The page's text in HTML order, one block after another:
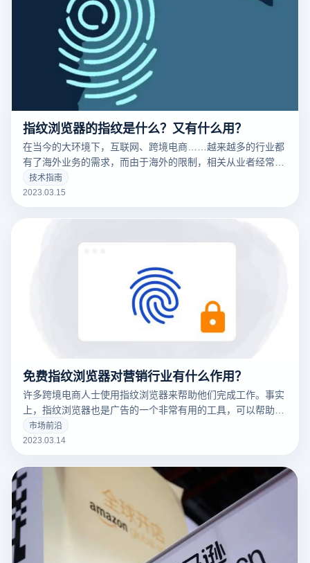
指纹浏览器的指纹是什么？又有什么用？
在当今的大环境下，互联网、跨境电商……越来越多的行业都
有了海外业务的需求，而由于海外的限制，相关从业者经常要
针对不同的工作内容用到不同的IP，这时候便要用到指纹浏览
器。要清楚的了解什么是指纹浏览器之前，我们需要知道什么
很大的不同
技术指南
2023.03.15
免费指纹浏览器对营销行业有什么作用？
许多跨境电商人士使用指纹浏览器来帮助他们完成工作。事实
上，指纹浏览器也是广告的一个非常有用的工具，可以帮助广
告营销人员解决许多问题。
市场前沿
2023.03.14